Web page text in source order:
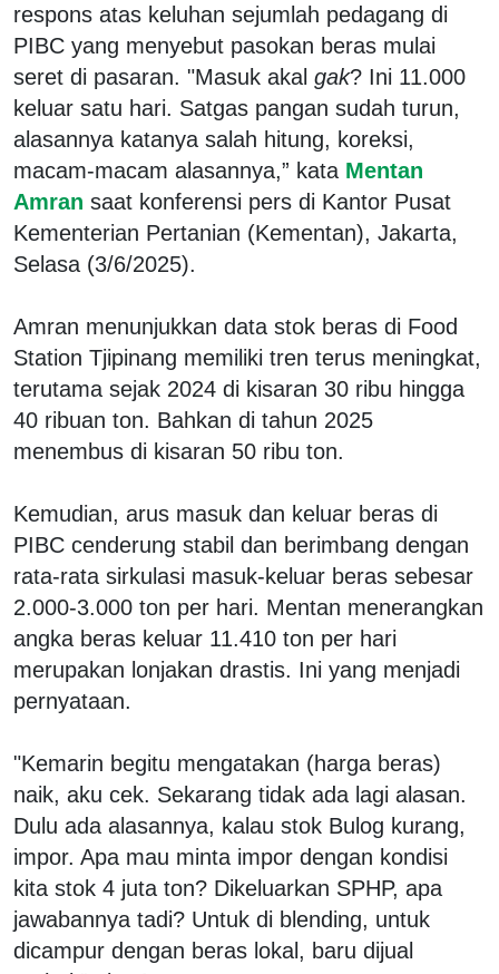
respons atas keluhan sejumlah pedagang di
PIBC yang menyebut pasokan beras mulai
seret di pasaran. "Masuk akal gak? Ini 11.000
keluar satu hari. Satgas pangan sudah turun,
alasannya katanya salah hitung, koreksi,
macam-macam alasannya,” kata Mentan
Amran saat konferensi pers di Kantor Pusat
Kementerian Pertanian (Kementan), Jakarta,
Selasa (3/6/2025).
Amran menunjukkan data stok beras di Food
Station Tjipinang memiliki tren terus meningkat,
terutama sejak 2024 di kisaran 30 ribu hingga
40 ribuan ton. Bahkan di tahun 2025
menembus di kisaran 50 ribu ton.
Kemudian, arus masuk dan keluar beras di
PIBC cenderung stabil dan berimbang dengan
rata-rata sirkulasi masuk-keluar beras sebesar
2.000-3.000 ton per hari. Mentan menerangkan
angka beras keluar 11.410 ton per hari
merupakan lonjakan drastis. Ini yang menjadi
pernyataan.
"Kemarin begitu mengatakan (harga beras)
naik, aku cek. Sekarang tidak ada lagi alasan.
Dulu ada alasannya, kalau stok Bulog kurang,
impor. Apa mau minta impor dengan kondisi
kita stok 4 juta ton? Dikeluarkan SPHP, apa
jawabannya tadi? Untuk di blending, untuk
dicampur dengan beras lokal, baru dijual